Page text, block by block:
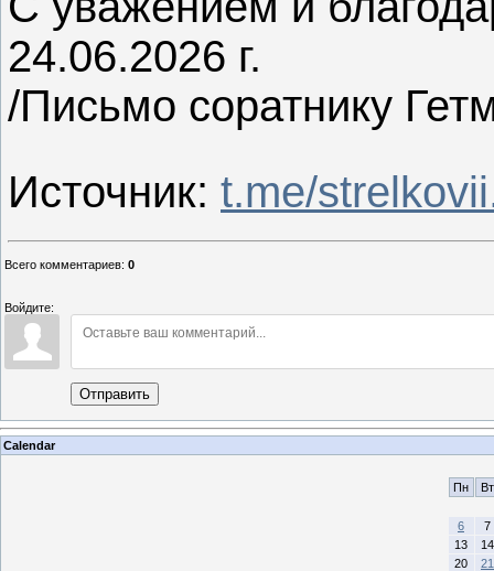
24.06.2026 г.
/Письмо соратнику
Источник: t.me/
Всего комментариев: 0
Войдите:
Отправить
Calendar
Пн Вт
6
7
13
14
20
21